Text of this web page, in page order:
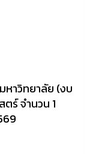
หาวิทยาลัย (งบ
ร์ จำนวน 1